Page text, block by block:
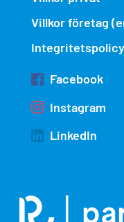
Villkor företag
Integritetspolicy
Facebook
Instagram
LinkedIn